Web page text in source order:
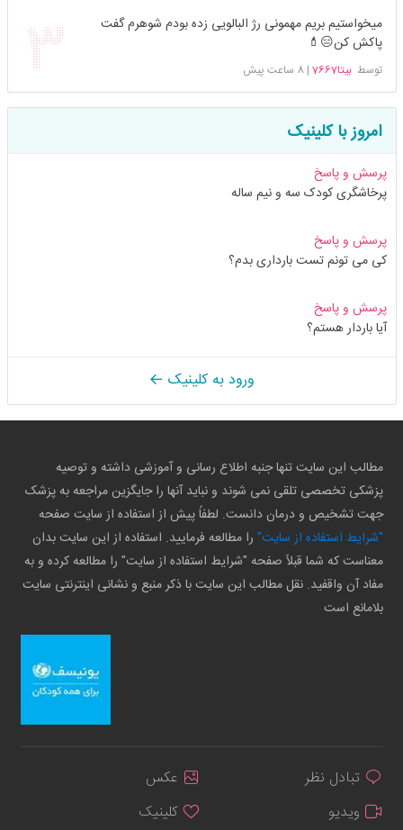
میخواستیم بریم مهمونی رژ البالویی زده بودم شوهرم گفت
پاکش کن😑💄
توسطبیتا7667 |8 ساعت پیش
امروز با کلینیک
پرسش و پاسخ
پرخاشگری کودک سه و نیم ساله
پرسش و پاسخ
کی می تونم تست بارداری بدم؟
پرسش و پاسخ
آیا باردار هستم؟
ورود به کلینیک
مطالب این سایت تنها جنبه اطلاع رسانی و آموزشی داشته و توصیه
پزشکی تخصصی تلقی نمی شوند و نباید آنها را جایگزین مراجعه به پزشک
جهت تشخیص و درمان دانست. لطفاً پیش از استفاده از سایت صفحه
"شرایط استفاده از سایت" را مطالعه فرمایید. استفاده از این سایت بدان
معناست که شما قبلاً صفحه "شرایط استفاده از سایت" را مطالعه کرده و به
مفاد آن واقفید. نقل مطالب این سایت با ذکر منبع و نشانی اینترنتی سایت
بلامانع است
تبادل نظر
عکس
ویدیو
کلینیک